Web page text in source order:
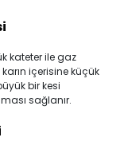
kateter ile gaz
içerisine küçük
bir kesi
sağlanır.